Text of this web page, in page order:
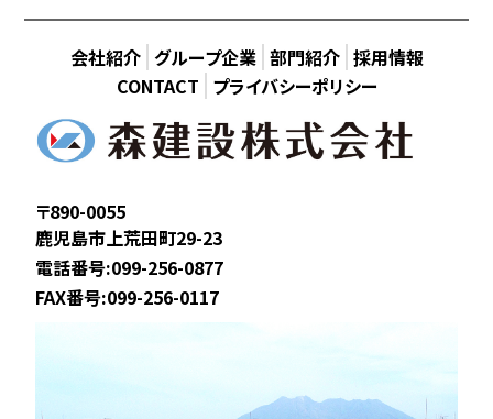
会社紹介 グループ企業 部門紹介 採用情報
CONTACT プライバシーポリシー
〒890-0055
鹿児島市上荒田町29-23
電話番号:099-256-0877
FAX番号:099-256-0117